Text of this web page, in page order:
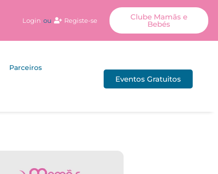
Login ou Registe-se Clube Mamãs e
Bebés
Parceiros
Eventos Gratuitos